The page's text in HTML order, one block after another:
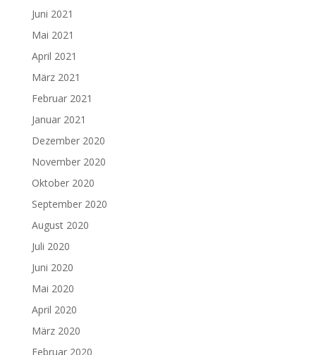
Juni 2021
Mai 2021
April 2021
März 2021
Februar 2021
Januar 2021
Dezember 2020
November 2020
Oktober 2020
September 2020
August 2020
Juli 2020
Juni 2020
Mai 2020
April 2020
März 2020
Februar 2020